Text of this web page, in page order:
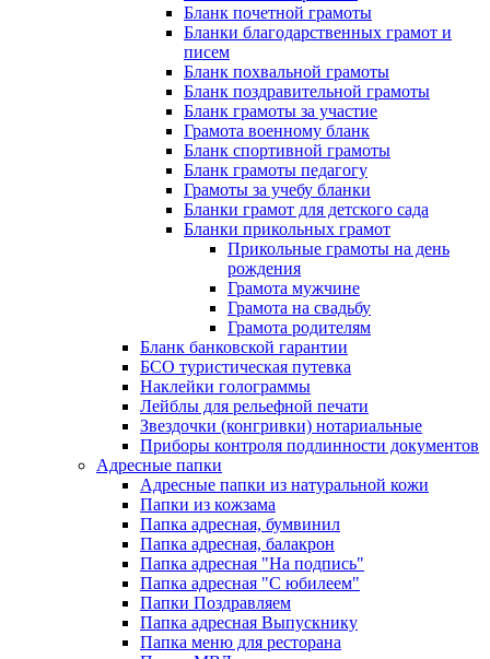
Бланк почетной грамоты
Бланки благодарственных грамот и
писем
Бланк похвальной грамоты
Бланк поздравительной грамоты
Бланк грамоты за участие
Грамота военному бланк
Бланк спортивной грамоты
Бланк грамоты педагогу
Грамоты за учебу бланки
Бланки грамот для детского сада
Бланки прикольных грамот
Прикольные грамоты на день
рождения
Грамота мужчине
Грамота на свадьбу
Грамота родителям
Бланк банковской гарантии
БСО туристическая путевка
Наклейки голограммы
Лейблы для рельефной печати
Звездочки (конгривки) нотариальные
Приборы контроля подлинности документов
Адресные папки
Адресные папки из натуральной кожи
Папки из кожзама
Папка адресная, бумвинил
Папка адресная, балакрон
Папка адресная "На подпись"
Папка адресная "C юбилеем"
Папки Поздравляем
Папка адресная Выпускнику
Папка меню для ресторана